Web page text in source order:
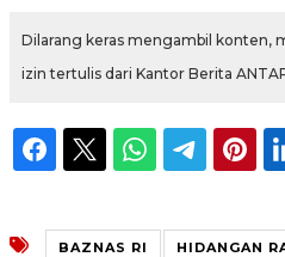
Dilarang keras mengambil konten,
izin tertulis dari Kantor Berita
BAZNAS RI HIDANGAN